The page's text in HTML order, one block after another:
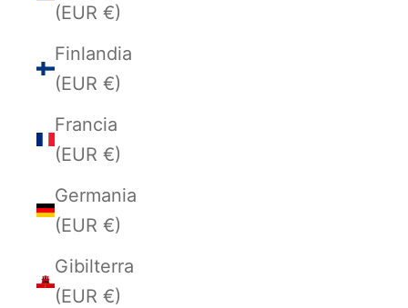
(EUR €)
Finlandia
(EUR €)
Francia
(EUR €)
Germania
(EUR €)
Gibilterra
(EUR €)